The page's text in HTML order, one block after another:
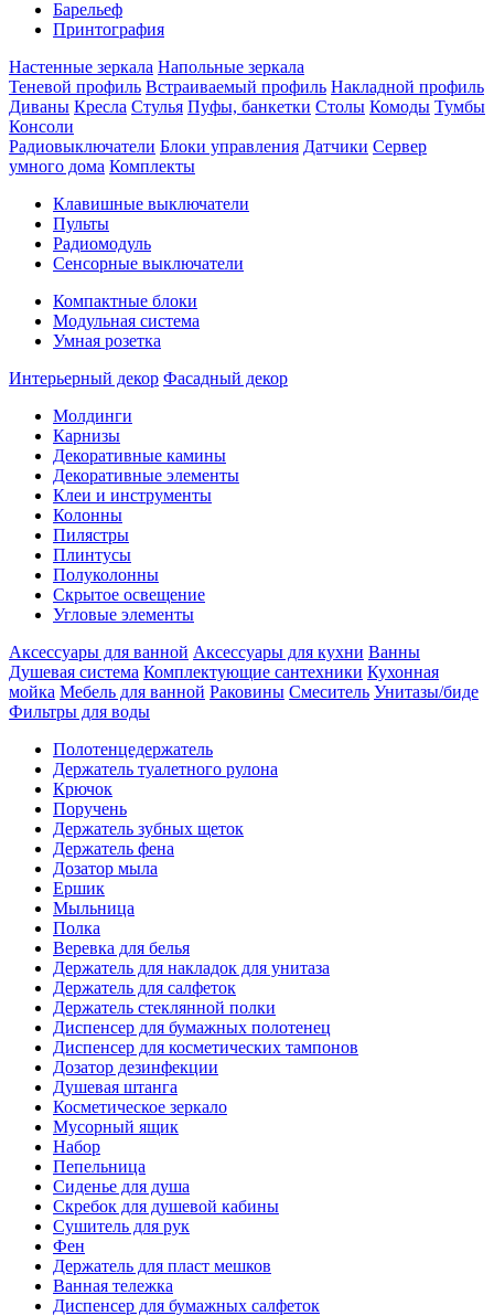
Барельеф
Принтография
Настенные зеркала Напольные зеркала
Теневой профиль Встраиваемый профиль Накладной профиль
Диваны Кресла Стулья Пуфы, банкетки Столы Комоды Тумбы
Консоли
Радиовыключатели Блоки управления Датчики Сервер
умного дома Комплекты
Клавишные выключатели
Пульты
Радиомодуль
Сенсорные выключатели
Компактные блоки
Модульная система
Умная розетка
Интерьерный декор Фасадный декор
Молдинги
Карнизы
Декоративные камины
Декоративные элементы
Клеи и инструменты
Колонны
Пилястры
Плинтусы
Полуколонны
Скрытое освещение
Угловые элементы
Аксессуары для ванной Аксессуары для кухни Ванны
Душевая система Комплектующие сантехники Кухонная
мойка Мебель для ванной Раковины Смеситель Унитазы/биде
Фильтры для воды
Полотенцедержатель
Держатель туалетного рулона
Крючок
Поручень
Держатель зубных щеток
Держатель фена
Дозатор мыла
Eршик
Мыльница
Полка
Веревка для белья
Держатель для накладок для унитаза
Держатель для салфеток
Держатель стеклянной полки
Диспенсер для бумажных полотенец
Диспенсер для косметических тампонов
Дозатор дезинфекции
Душевая штанга
Косметическое зеркало
Мусорный ящик
Набор
Пепельница
Сиденье для душа
Скребок для душевой кабины
Сушитель для рук
Фен
Держатель для пласт мешков
Ванная тележка
Диспенсер для бумажных салфеток